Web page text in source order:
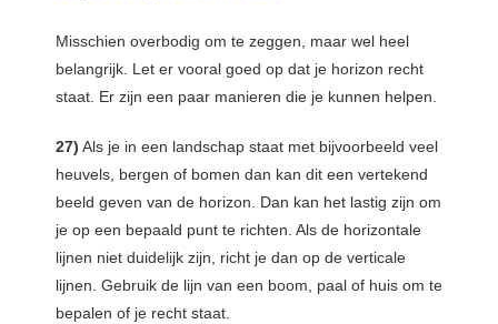
Misschien overbodig om te zeggen, maar wel heel
belangrijk. Let er vooral goed op dat je horizon recht
staat. Er zijn een paar manieren die je kunnen helpen.
27) Als je in een landschap staat met bijvoorbeeld veel
heuvels, bergen of bomen dan kan dit een vertekend
beeld geven van de horizon. Dan kan het lastig zijn om
je op een bepaald punt te richten. Als de horizontale
lijnen niet duidelijk zijn, richt je dan op de verticale
lijnen. Gebruik de lijn van een boom, paal of huis om te
bepalen of je recht staat.